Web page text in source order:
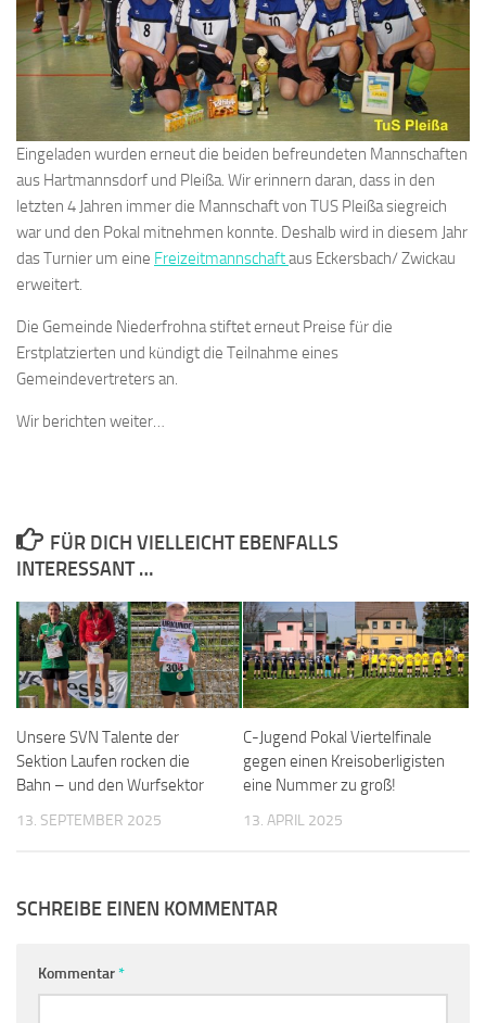
Eingeladen wurden erneut die beiden befreundeten Mannschaften
aus Hartmannsdorf und Pleißa. Wir erinnern daran, dass in den
letzten 4 Jahren immer die Mannschaft von TUS Pleißa siegreich
war und den Pokal mitnehmen konnte. Deshalb wird in diesem Jahr
das Turnier um eine Freizeitmannschaftaus Eckersbach/ Zwickau
erweitert.
Die Gemeinde Niederfrohna stiftet erneut Preise für die
Erstplatzierten und kündigt die Teilnahme eines
Gemeindevertreters an.
Wir berichten weiter…
FÜR DICH VIELLEICHT EBENFALLS
INTERESSANT …
Unsere SVN Talente der
Sektion Laufen rocken die
Bahn – und den Wurfsektor
13. SEPTEMBER 2025
C-Jugend Pokal Viertelfinale
gegen einen Kreisoberligisten
eine Nummer zu groß!
13. APRIL 2025
SCHREIBE EINEN KOMMENTAR
Kommentar*